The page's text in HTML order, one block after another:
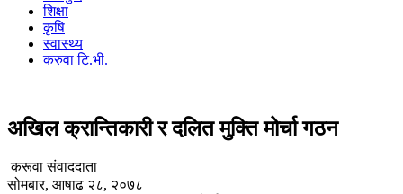
शिक्षा
कृषि
स्वास्थ्य
करुवा टि.भी.
अखिल क्रान्तिकारी र दलित मुक्ति मोर्चा गठन
करूवा संवाददाता
सोमबार, आषाढ २८, २०७८